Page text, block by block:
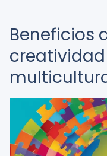
Beneficios